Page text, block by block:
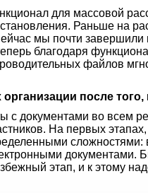
для массовой
Раньше на
мы почти
благодаря
файлов
после
документами во всем
На первых
сложностями:
документами.
этап, и к этому